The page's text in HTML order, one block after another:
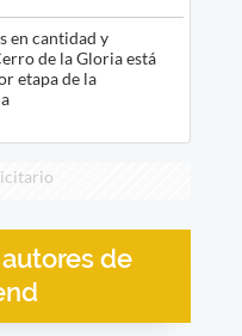
en cantidad y
de la Gloria está
etapa de la
de